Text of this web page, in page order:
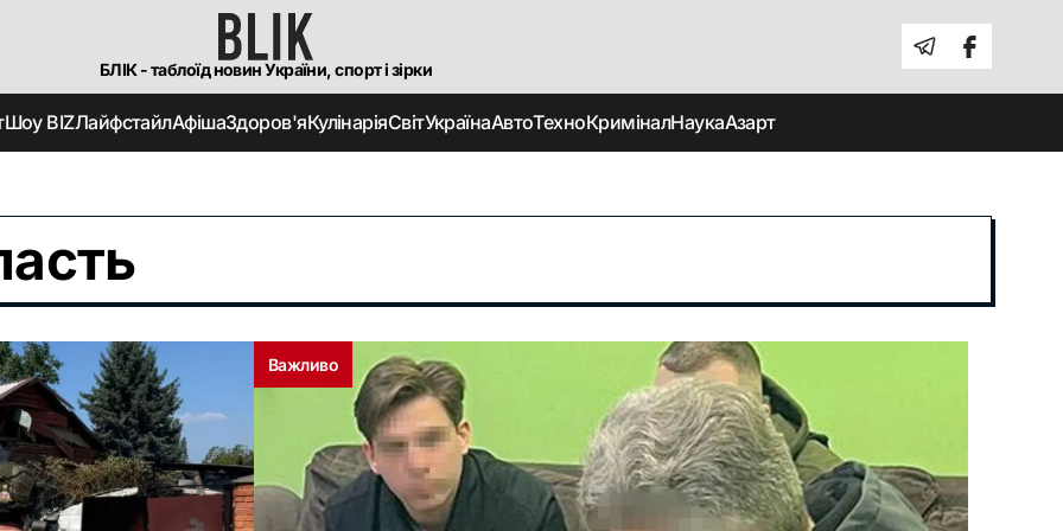
БЛІК - таблоїд новин України, спорт і зірки
Шоу BIZЛайфстайлАфішаЗдоров'яКулінаріяСвітУкраїнаАвтоТехноКриміналНаукаАзарт
Важливо